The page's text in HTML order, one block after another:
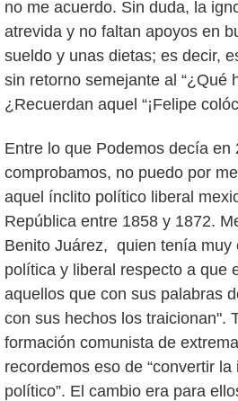
no me acuerdo. Sin duda, la
atrevida y no faltan apoyos en
sueldo y unas dietas; es decir,
sin retorno semejante al “¿Qué
¿Recuerdan aquel “¡Felipe
Entre lo que Podemos decía en
comprobamos, no puedo por
aquel ínclito político liberal
República entre 1858 y 1872.
Benito Juárez, quien tenía muy
política y liberal respecto a que
aquellos que con sus palabras
con sus hechos los traicionan".
formación comunista de
recordemos eso de “convertir
político”. El cambio era para